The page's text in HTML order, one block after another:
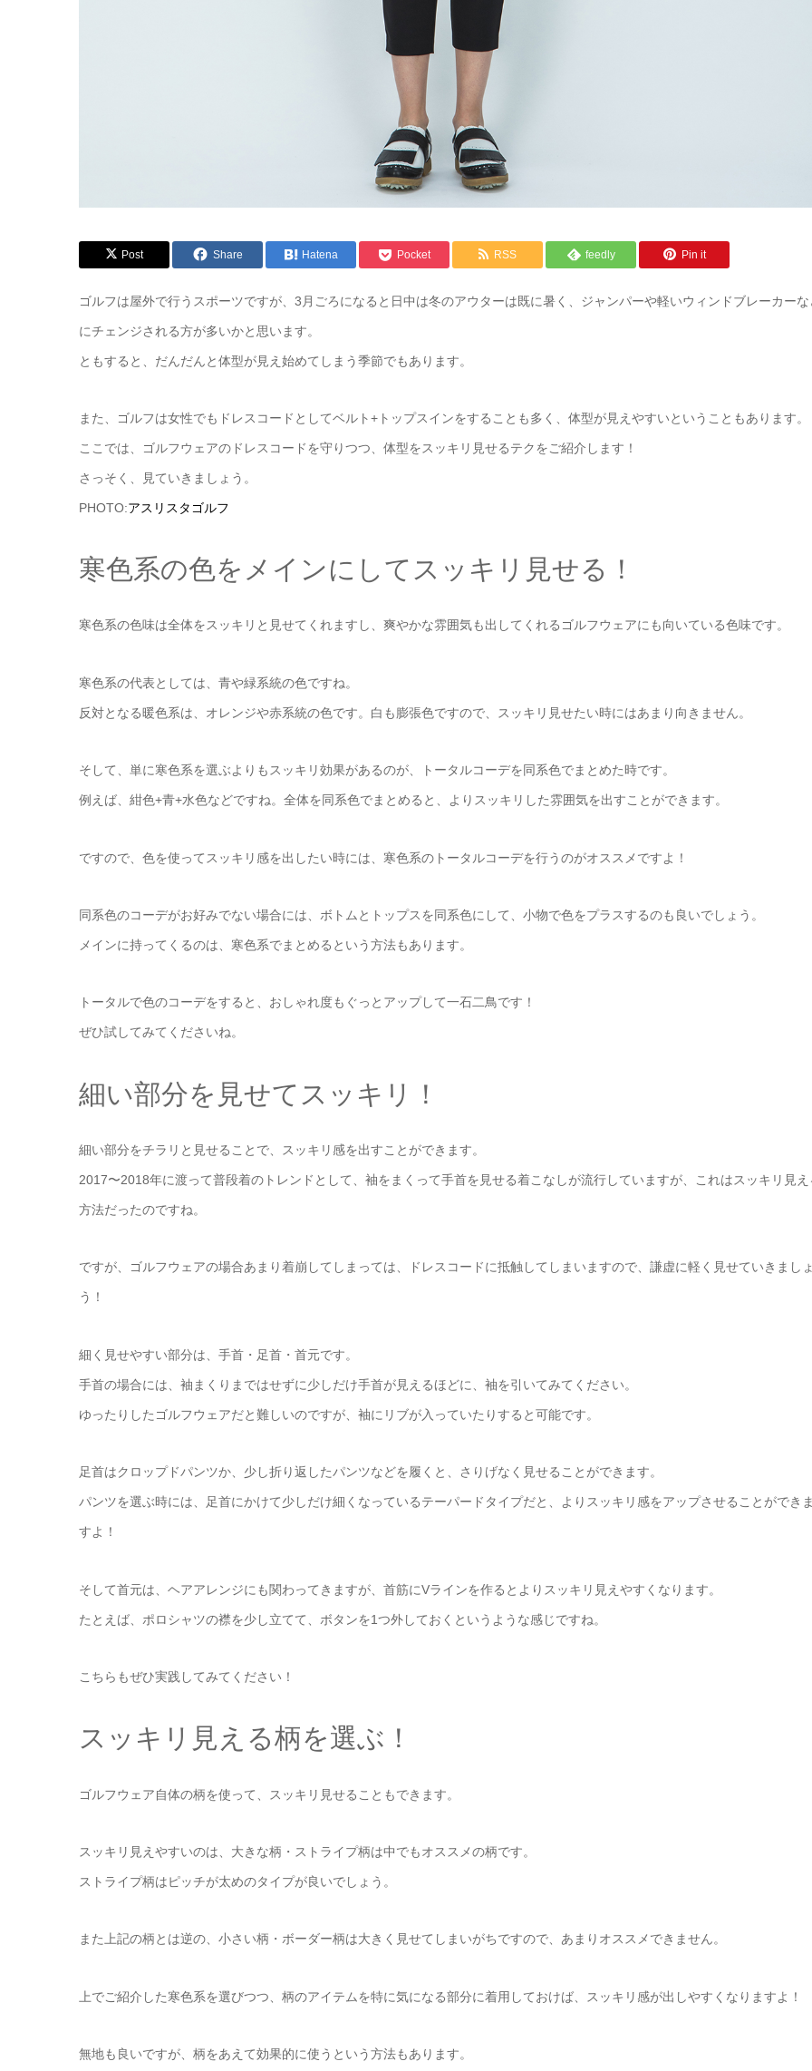
Post Share Hatena Pocket RSS feedly Pin it
ゴルフは屋外で行うスポーツですが、3月ごろになると日中は冬のアウターは既に暑く、ジャンパーや軽いウィンドブレーカーな
にチェンジされる方が多いかと思います。
ともすると、だんだんと体型が見え始めてしまう季節でもあります。
また、ゴルフは女性でもドレスコードとしてベルト+トップスインをすることも多く、体型が見えやすいということもあります。
ここでは、ゴルフウェアのドレスコードを守りつつ、体型をスッキリ見せるテクをご紹介します！
さっそく、見ていきましょう。
PHOTO:アスリスタゴルフ
寒色系の色をメインにしてスッキリ見せる！
寒色系の色味は全体をスッキリと見せてくれますし、爽やかな雰囲気も出してくれるゴルフウェアにも向いている色味です。
寒色系の代表としては、青や緑系統の色ですね。
反対となる暖色系は、オレンジや赤系統の色です。白も膨張色ですので、スッキリ見せたい時にはあまり向きません。
そして、単に寒色系を選ぶよりもスッキリ効果があるのが、トータルコーデを同系色でまとめた時です。
例えば、紺色+青+水色などですね。全体を同系色でまとめると、よりスッキリした雰囲気を出すことができます。
ですので、色を使ってスッキリ感を出したい時には、寒色系のトータルコーデを行うのがオススメですよ！
同系色のコーデがお好みでない場合には、ボトムとトップスを同系色にして、小物で色をプラスするのも良いでしょう。
メインに持ってくるのは、寒色系でまとめるという方法もあります。
トータルで色のコーデをすると、おしゃれ度もぐっとアップして一石二鳥です！
ぜひ試してみてくださいね。
細い部分を見せてスッキリ！
細い部分をチラリと見せることで、スッキリ感を出すことができます。
2017〜2018年に渡って普段着のトレンドとして、袖をまくって手首を見せる着こなしが流行していますが、これはスッキリ見え
方法だったのですね。
ですが、ゴルフウェアの場合あまり着崩してしまっては、ドレスコードに抵触してしまいますので、謙虚に軽く見せていきまし
う！
細く見せやすい部分は、手首・足首・首元です。
手首の場合には、袖まくりまではせずに少しだけ手首が見えるほどに、袖を引いてみてください。
ゆったりしたゴルフウェアだと難しいのですが、袖にリブが入っていたりすると可能です。
足首はクロップドパンツか、少し折り返したパンツなどを履くと、さりげなく見せることができます。
パンツを選ぶ時には、足首にかけて少しだけ細くなっているテーパードタイプだと、よりスッキリ感をアップさせることができ
すよ！
そして首元は、ヘアアレンジにも関わってきますが、首筋にVラインを作るとよりスッキリ見えやすくなります。
たとえば、ポロシャツの襟を少し立てて、ボタンを1つ外しておくというような感じですね。
こちらもぜひ実践してみてください！
スッキリ見える柄を選ぶ！
ゴルフウェア自体の柄を使って、スッキリ見せることもできます。
スッキリ見えやすいのは、大きな柄・ストライプ柄は中でもオススメの柄です。
ストライプ柄はピッチが太めのタイプが良いでしょう。
また上記の柄とは逆の、小さい柄・ボーダー柄は大きく見せてしまいがちですので、あまりオススメできません。
上でご紹介した寒色系を選びつつ、柄のアイテムを特に気になる部分に着用しておけば、スッキリ感が出しやすくなりますよ！
無地も良いですが、柄をあえて効果的に使うという方法もあります。